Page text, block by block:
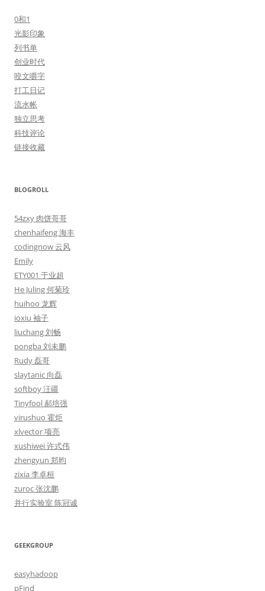
0和1
光影印象
列书单
创业时代
咬文嚼字
打工日记
流水帐
独立思考
科技评论
链接收藏
BLOGROLL
54zxy 肉饼哥哥
chenhaifeng 海丰
codingnow 云风
Emily
ETY001 于业超
He Juling 何菊玲
huihoo 龙辉
ioxiu 袖子
liuchang 刘畅
pongba 刘未鹏
Rudy 磊哥
slaytanic 向磊
softboy 汪疆
Tinyfool 郝培强
virushuo 霍炬
xlvector 项亮
xushiwei 许式伟
zhengyun 郑昀
zixia 李卓桓
zuroc 张沈鹏
并行实验室 陈冠诚
GEEKGROUP
easyhadoop
pFind